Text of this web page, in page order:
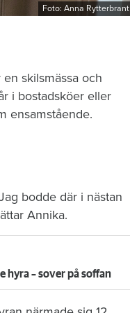
Foto: Anna Rytterbrant
skilsmässa och
i bostadsköer eller
ensamstående.
bodde där i nästan
Annika.
hyra – sover på soffan